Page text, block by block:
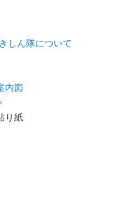
しん隊について
内図
り紙